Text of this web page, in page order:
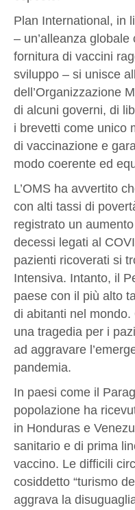
Plan International, in
– un’alleanza
fornitura di vaccini
sviluppo – si unisce
dell’Organizzazione
di alcuni governi, di
i brevetti come unico
di vaccinazione e
modo coerente ed
L’OMS ha avvertito
con alti tassi di
registrato un
decessi legati al
pazienti ricoverati si
Intensiva. Intanto, il
paese con il più alto
di abitanti nel
una tragedia per i
ad aggravare
pandemia.
In paesi come il
popolazione ha
in Honduras e
sanitario e di prima
vaccino. Le difficili
cosiddetto “turismo
aggrava la